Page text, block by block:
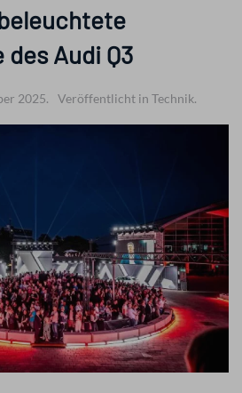
Audi Q3
2025. Veröffentlicht in Technik.